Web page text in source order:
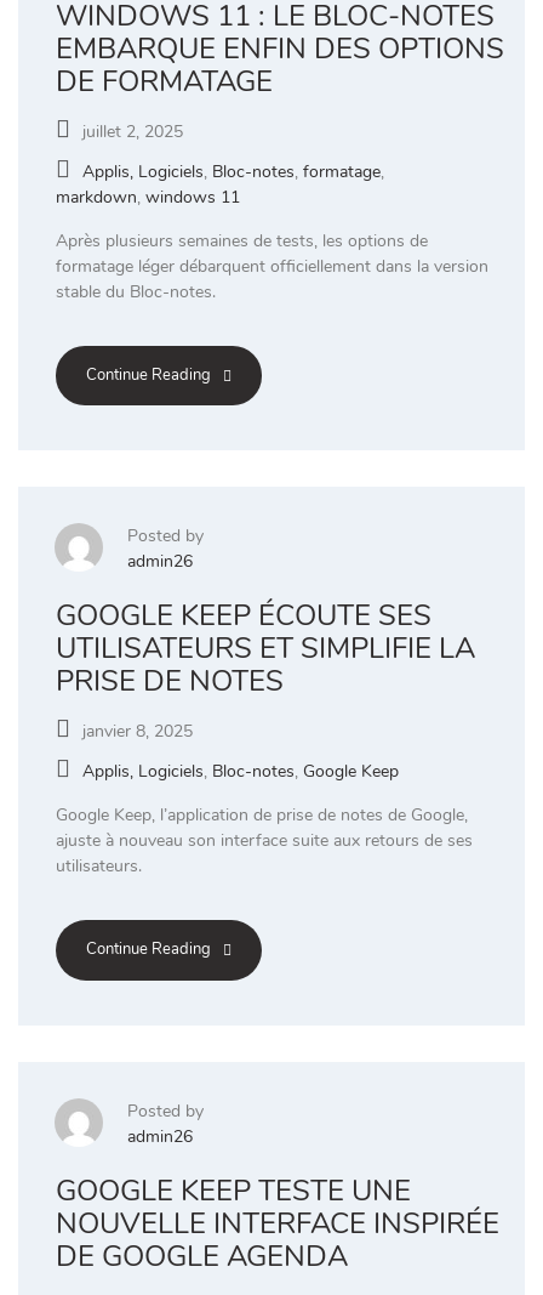
WINDOWS 11 : LE BLOC-NOTES
EMBARQUE ENFIN DES OPTIONS
DE FORMATAGE
juillet 2, 2025
Applis, Logiciels, Bloc-notes, formatage,
markdown, windows 11
Après plusieurs semaines de tests, les options de
formatage léger débarquent officiellement dans la version
stable du Bloc-notes.
Continue Reading
Posted by
admin26
GOOGLE KEEP ÉCOUTE SES
UTILISATEURS ET SIMPLIFIE LA
PRISE DE NOTES
janvier 8, 2025
Applis, Logiciels, Bloc-notes, Google Keep
Google Keep, l’application de prise de notes de Google,
ajuste à nouveau son interface suite aux retours de ses
utilisateurs.
Continue Reading
Posted by
admin26
GOOGLE KEEP TESTE UNE
NOUVELLE INTERFACE INSPIRÉE
DE GOOGLE AGENDA